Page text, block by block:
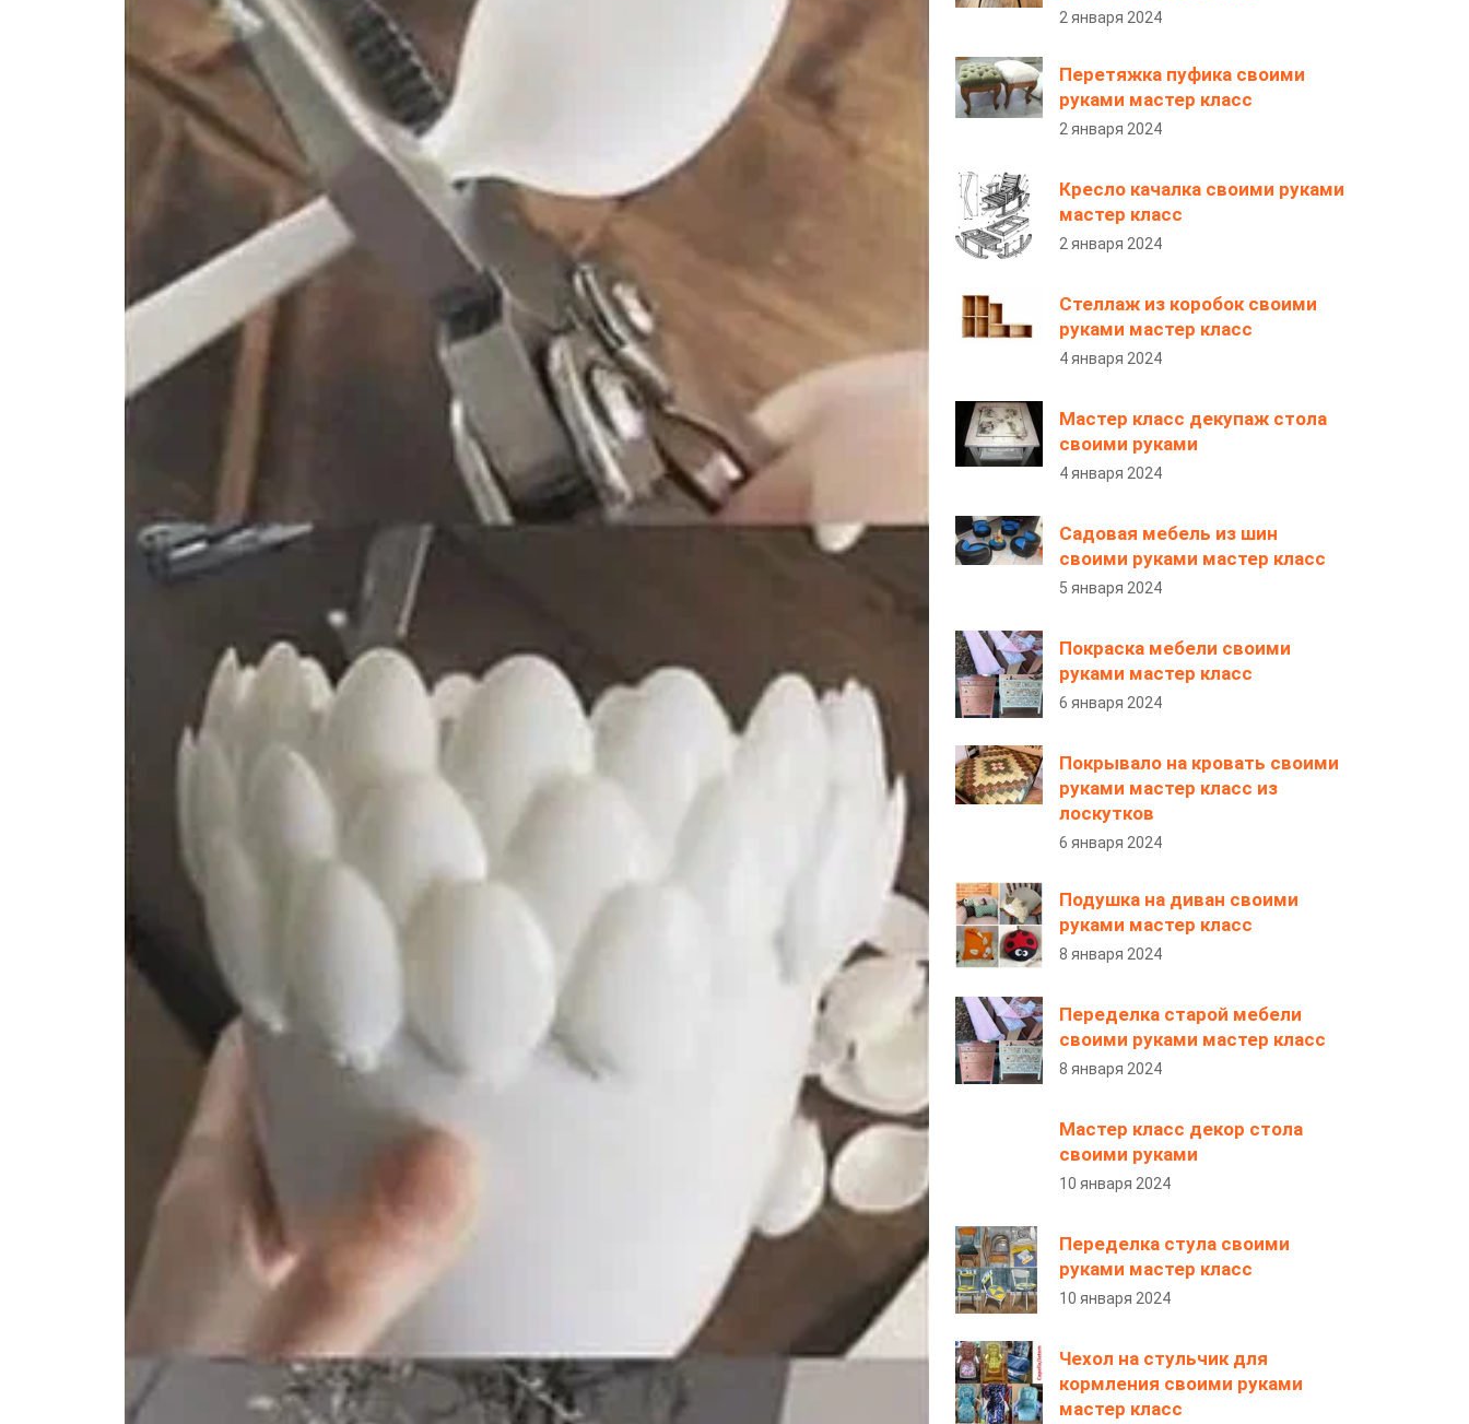
2 января 2024
Перетяжка пуфика своими
руками мастер класс
2 января 2024
Кресло качалка своими руками
мастер класс
2 января 2024
Стеллаж из коробок своими
руками мастер класс
4 января 2024
Мастер класс декупаж стола
своими руками
4 января 2024
Садовая мебель из шин
своими руками мастер класс
5 января 2024
Покраска мебели своими
руками мастер класс
6 января 2024
Покрывало на кровать своими
руками мастер класс из
лоскутков
6 января 2024
Подушка на диван своими
руками мастер класс
8 января 2024
Переделка старой мебели
своими руками мастер класс
8 января 2024
Мастер класс декор стола
своими руками
10 января 2024
Переделка стула своими
руками мастер класс
10 января 2024
Чехол на стульчик для
кормления своими руками
мастер класс